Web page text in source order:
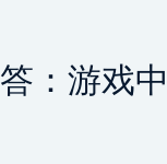
答：游戏